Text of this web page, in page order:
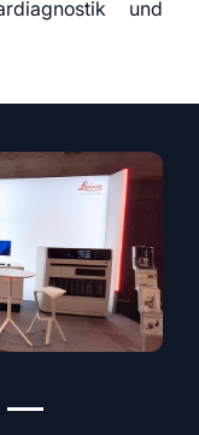
und